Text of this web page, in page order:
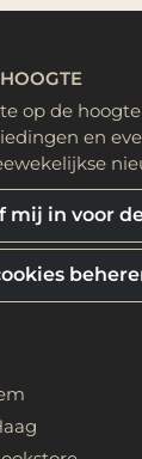
op de
en
mij in voor